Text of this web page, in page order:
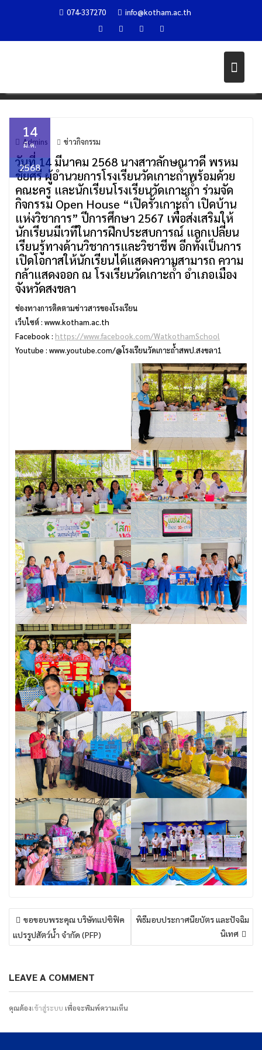
074-337270 info@kotham.ac.th
จัดกิจกรรม OPEN HOUSE “เปิดรั้ว
เกาะถ้ำ เปิดบ้านแห่งวิชาการ” ปีกา
14
มี.ค.
2568
Admins ข่าวกิจกรรม
วันที่ 14 มีนาคม 2568 นางสาวลักษณาวดี พรหม
ชัยศรี ผู้อำนวยการโรงเรียนวัดเกาะถ้ำพร้อมด้วย
คณะครู และนักเรียนโรงเรียนวัดเกาะถ้ำ ร่วมจัด
กิจกรรม Open House “เปิดรั้วเกาะถ้ำ เปิดบ้าน
แห่งวิชาการ” ปีการศึกษา 2567 เพื่อส่งเสริมให้
นักเรียนมีเวทีในการฝึกประสบการณ์ แลกเปลี่ยน
เรียนรู้ทางด้านวิชาการและวิชาชีพ อีกทั้งเป็นการ
เปิดโอกาสให้นักเรียนได้แสดงความสามารถ ความ
กล้าแสดงออก ณ โรงเรียนวัดเกาะถ้ำ อำเภอเมือง
จังหวัดสงขลา
ช่องทางการติดตามข่าวสารของโรงเรียน
เว็บไซต์ : www.kotham.ac.th
Facebook : https://www.facebook.com/WatkothamSchool
Youtube : www.youtube.com/@โรงเรียนวัดเกาะถ้ําสพป.สงขลา1
แนะแนว
เรื่องขอขอบพระคุณ บริษัทแปซิฟิค
แปรรูปสัตว์น้ำ จำกัด (PFP)
พิธีมอบประกาศนียบัตร และปัจฉิม
นิเทศ
LEAVE A COMMENT
คุณต้องเข้าสู่ระบบ เพื่อจะพิมพ์ความเห็น